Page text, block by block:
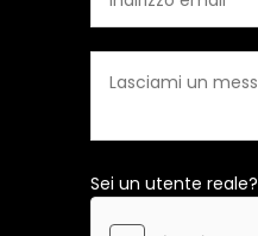
Sei un utente reale?